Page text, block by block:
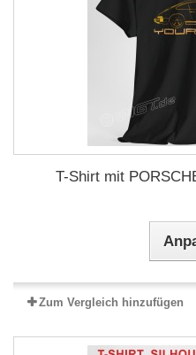
T-Shirt mit
Zum Vergleich hinzufügen